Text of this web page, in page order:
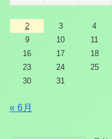
2
3 4
9
10 11
16
17 18
23
24 25
30
31
« 6月